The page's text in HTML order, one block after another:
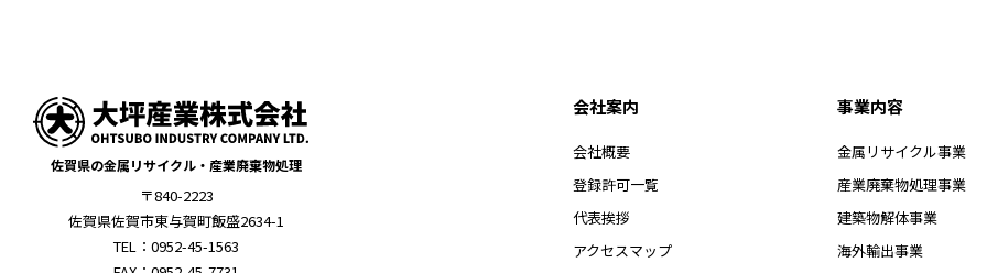
佐賀県の金属リサイクル・産業廃棄物処理
〒840-2223
佐賀県佐賀市東与賀町飯盛2634-1
TEL：0952-45-1563
会社案内
会社概要
登録許可一覧
代表挨拶
アクセスマップ
事業内容
金属リサイクル事業
産業廃棄物処理事業
建築物解体事業
海外輸出事業